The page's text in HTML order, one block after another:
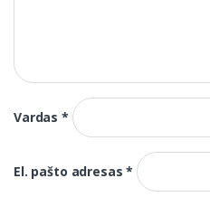
Vardas*
El. pašto adresas*